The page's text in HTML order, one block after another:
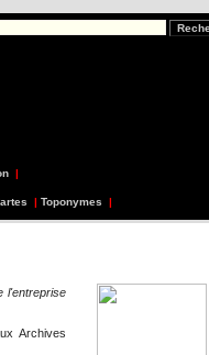
|
| Toponymes |
l'entreprise
Archives